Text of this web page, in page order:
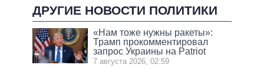
ДРУГИЕ НОВОСТИ ПОЛИТИКИ
«Нам тоже нужны ракеты»:
Трамп прокомментировал
запрос Украины на Patriot
7 августа 2026, 02:59